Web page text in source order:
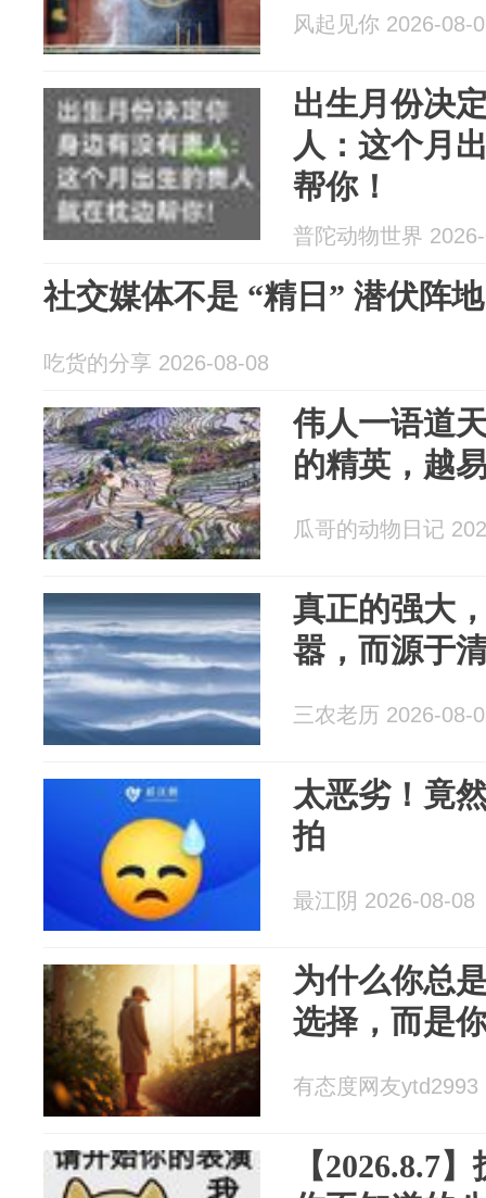
风起见你 2026-08-
出生月份决
人：这个月
帮你！
普陀动物世界
社交媒体不是 “精日” 潜伏阵地
吃货的分享 2026-08-08
伟人一语道
的精英，越
瓜哥的动物日记
真正的强大
嚣，而源于
三农老历 2026-08-
太恶劣！竟
拍
最江阴 2026-08-08
为什么你总
选择，而是
有态度网友ytd2993
【2026.8.7